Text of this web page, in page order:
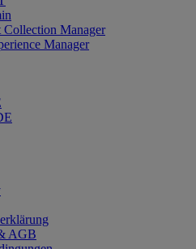
Collection Manager
Manager
AGB